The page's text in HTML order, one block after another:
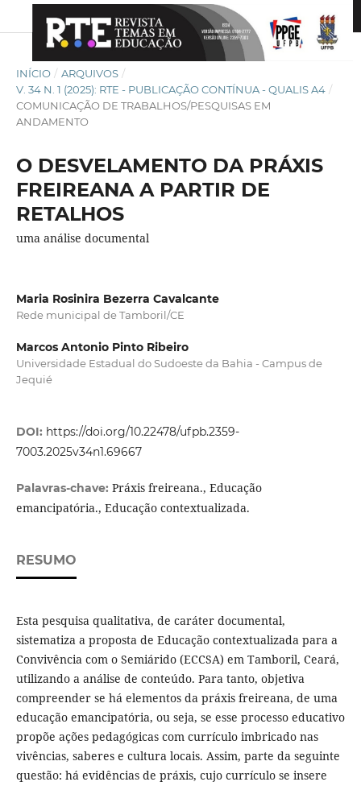
INÍCIO / ARQUIVOS /
V. 34 N. 1 (2025): RTE - PUBLICAÇÃO CONTÍNUA - QUALIS A4 /
COMUNICAÇÃO DE TRABALHOS/PESQUISAS EM
ANDAMENTO
O DESVELAMENTO DA PRÁXIS
FREIREANA A PARTIR DE
RETALHOS
uma análise documental
Maria Rosinira Bezerra Cavalcante
Rede municipal de Tamboril/CE
Marcos Antonio Pinto Ribeiro
Universidade Estadual do Sudoeste da Bahia - Campus de
Jequié
DOI: https://doi.org/10.22478/ufpb.2359-
7003.2025v34n1.69667
Palavras-chave: Práxis freireana., Educação
emancipatória., Educação contextualizada.
RESUMO
Esta pesquisa qualitativa, de caráter documental,
sistematiza a proposta de Educação contextualizada para a
Convivência com o Semiárido (ECCSA) em Tamboril, Ceará,
utilizando a análise de conteúdo. Para tanto, objetiva
compreender se há elementos da práxis freireana, de uma
educação emancipatória, ou seja, se esse processo educativo
propõe ações pedagógicas com currículo imbricado nas
vivências, saberes e cultura locais. Assim, parte da seguinte
questão: há evidências de práxis, cujo currículo se insere